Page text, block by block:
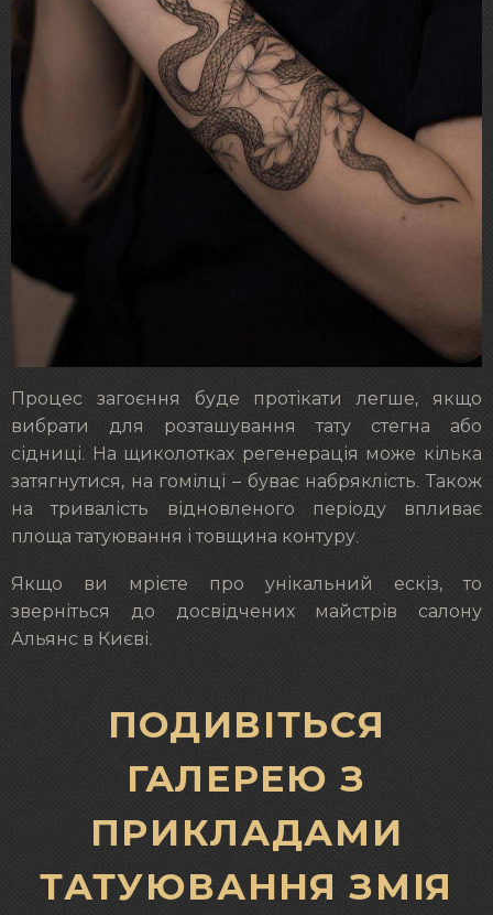
Процес загоєння буде протікати легше, якщо
вибрати для розташування тату стегна або
сідниці. На щиколотках регенерація може кілька
затягнутися, на гомілці – буває набряклість. Також
на тривалість відновленого періоду впливає
площа татуювання і товщина контуру.
Якщо ви мрієте про унікальний ескіз, то
зверніться до досвідчених майстрів салону
Альянс в Києві.
ПОДИВІТЬСЯ
ГАЛЕРЕЮ З
ПРИКЛАДАМИ
ТАТУЮВАННЯ ЗМІЯ